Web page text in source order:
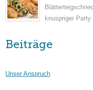
knuspriger
Beiträge
Unser Anspruch